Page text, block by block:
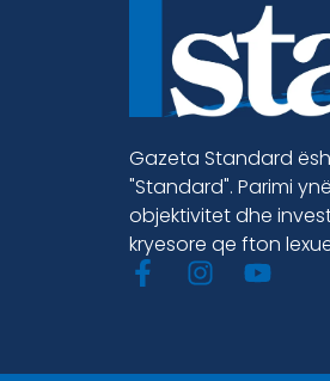
Gazeta Standard
"Standard". Parimi
objektivitet dhe
kryesore qe fton